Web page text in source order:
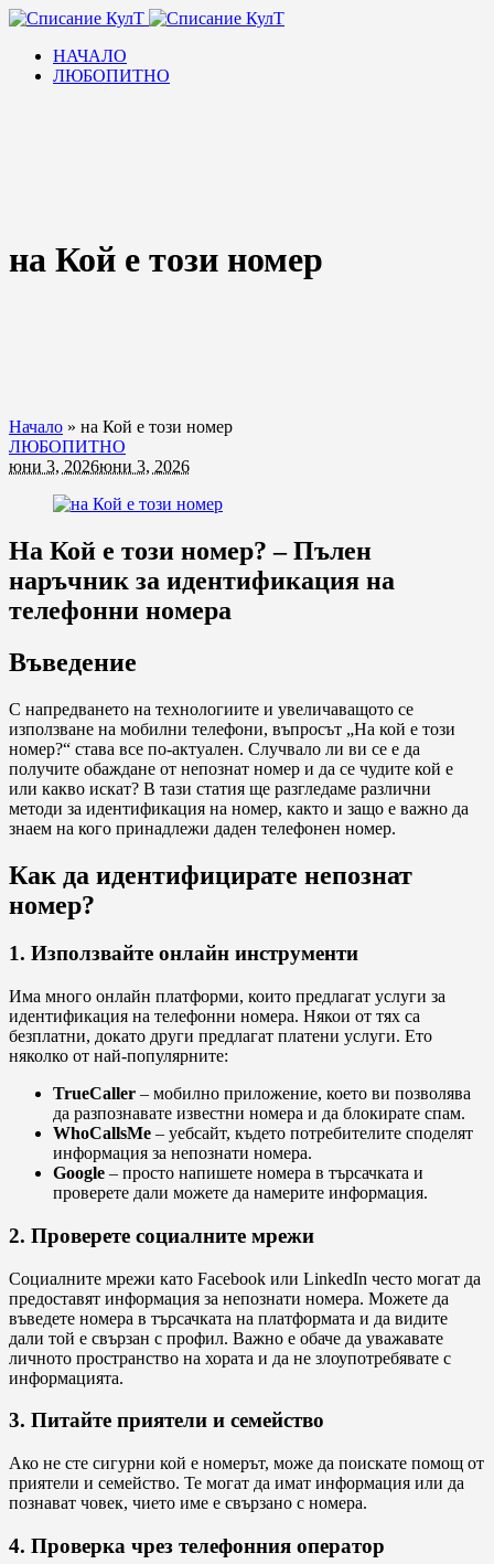
НАЧАЛО
ЛЮБОПИТНО
на Кой е този номер
Начало » на Кой е този номер
ЛЮБОПИТНО
юни 3, 2026юни 3, 2026
На Кой е този номер? – Пълен
наръчник за идентификация на
телефонни номера
Въведение
С напредването на технологиите и увеличаващото се
използване на мобилни телефони, въпросът „На кой е този
номер?“ става все по-актуален. Случвало ли ви се е да
получите обаждане от непознат номер и да се чудите кой е
или какво искат? В тази статия ще разгледаме различни
методи за идентификация на номер, както и защо е важно да
знаем на кого принадлежи даден телефонен номер.
Как да идентифицирате непознат
номер?
1. Използвайте онлайн инструменти
Има много онлайн платформи, които предлагат услуги за
идентификация на телефонни номера. Някои от тях са
безплатни, докато други предлагат платени услуги. Ето
няколко от най-популярните:
TrueCaller – мобилно приложение, което ви позволява
да разпознавате известни номера и да блокирате спам.
WhoCallsMe – уебсайт, където потребителите споделят
информация за непознати номера.
Google – просто напишете номера в търсачката и
проверете дали можете да намерите информация.
2. Проверете социалните мрежи
Социалните мрежи като Facebook или LinkedIn често могат да
предоставят информация за непознати номера. Можете да
въведете номера в търсачката на платформата и да видите
дали той е свързан с профил. Важно е обаче да уважавате
личното пространство на хората и да не злоупотребявате с
информацията.
3. Питайте приятели и семейство
Ако не сте сигурни кой е номерът, може да поискате помощ от
приятели и семейство. Те могат да имат информация или да
познават човек, чието име е свързано с номера.
4. Проверка чрез телефонния оператор